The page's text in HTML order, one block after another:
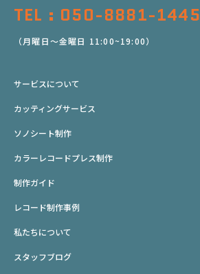
TEL : 050-8881-1445
（月曜日～金曜日 11:00~19:00）
サービスについて
カッティングサービス
ソノシート制作
カラーレコードプレス制作
制作ガイド
レコード制作事例
私たちについて
スタッフブログ